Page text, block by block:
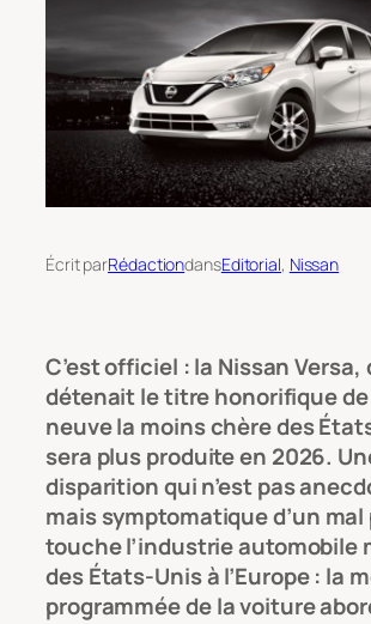
Écrit parRédactiondansEditorial, Nissan
C’est officiel : la Nissan Versa,
détenait le titre honorifique
neuve la moins chère des
sera plus produite en 2026.
disparition qui n’est pas
mais symptomatique d’un
touche l’industrie automobile
des États-Unis à l’Europe : la
programmée de la voiture